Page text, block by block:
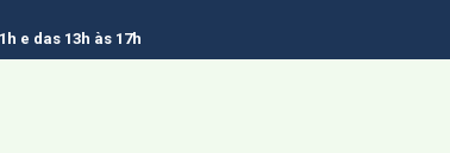
e das 13h às 17h